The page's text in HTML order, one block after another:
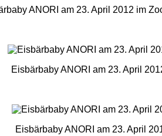
ANORI am 23. April 2012 im
Eisbärbaby ANORI am 23. April
Eisbärbaby ANORI am 23. April